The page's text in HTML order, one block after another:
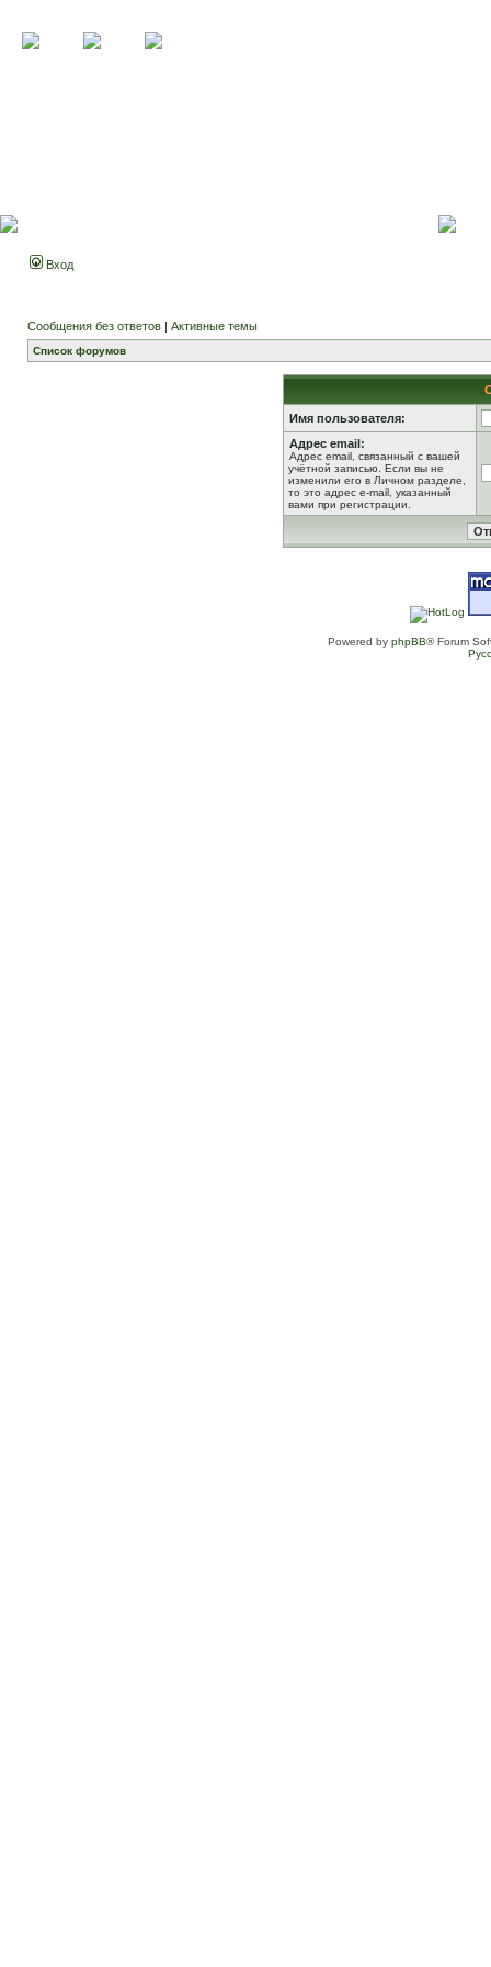
Вход
Сообщения без ответов | Активные темы
Список форумов
Имя пользователя:
Адрес email:
Адрес email, связанный с вашей
учётной записью. Если вы не
изменили его в Личном разделе,
то это адрес e-mail, указанный
вами при регистрации.
Powered by phpBB® Forum